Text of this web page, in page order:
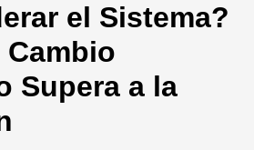
el Sistema?
Cambio
Supera a la